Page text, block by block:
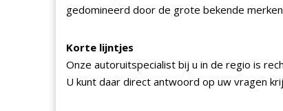
gedomineerd door de grote bekende
Korte lijntjes
Onze autoruitspecialist bij u in de regio is
U kunt daar direct antwoord op uw vragen